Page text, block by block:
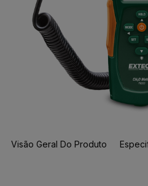
Visão Geral Do Produto